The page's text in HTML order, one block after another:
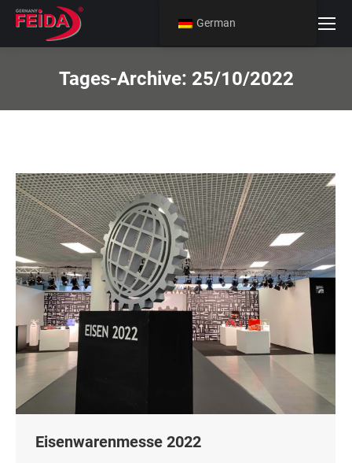
Tages-Archive: 25/10/2022
Eisenwarenmesse 2022
German